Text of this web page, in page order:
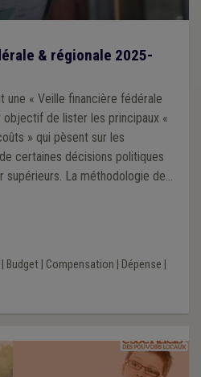
& régionale 2025-
une « Veille financière fédérale
objectif de lister les principaux «
» qui pèsent sur les
certaines décisions politiques
supérieurs. La méthodologie de
Budget| Compensation Dépense